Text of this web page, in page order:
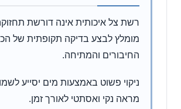
רשת צל איכותית אינה דורשת
מומלץ לבצע בדיקה תקופתית של
החיבורים והמתיחה.
ניקוי פשוט באמצעות מים יסייע
מראה נקי ואסתטי לאורך זמן.